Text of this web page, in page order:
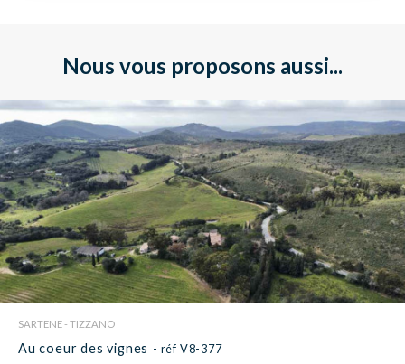
Nous vous proposons aussi...
SARTENE - TIZZANO
Au coeur des vignes - réf V8-377